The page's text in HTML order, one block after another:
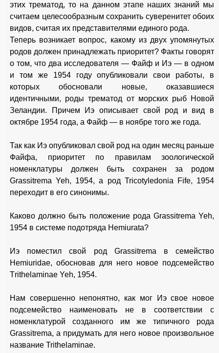
этих трематод, то на данном этапе наших знаний мы
считаем целесообразным сохранить суверенитет обоих
видов, считая их представителями единого рода.
Теперь возникает вопрос, какому из двух упомянутых
родов должен принадлежать приоритет? Факты говорят
о том, что два исследователя — Файф и Иэ — в одном
и том же 1954 году опубликовали свои работы, в
которых обосновали новые, оказавшиеся
идентичными, роды трематод от морских рыб Новой
Зеландии. Причем Иэ описывает свой род и вид в
октябре 1954 года, а Файф — в ноябре того же года.
Так как Иэ опубликовал свой род на один месяц раньше
Файфа, приоритет по правилам зоологической
номенклатуры должен быть сохранен за родом
Grassitrema Yeh, 1954, а род Tricotyledonia Fife, 1954
переходит в его синонимы.
Каково должно быть положение рода Grassitrema Yeh,
1954 в системе подотряда Hemiurata?
Иэ поместил свой род Grassitrema в семейство
Hemiuridae, обосновав для него новое подсемейство
Тrithelaminae Yeh, 1954.
Нам совершенно непонятно, как мог Иэ свое новое
подсемейство наименовать не в соответствии с
номенклатурой созданного им же типичного рода
Grassitrema, а придумать для него новое произвольное
название Trithelaminae.